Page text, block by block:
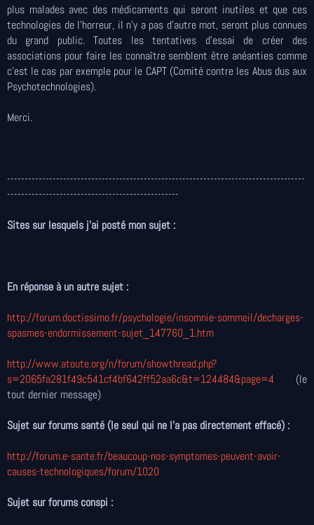
plus malades avec des médicaments qui seront inutiles et que ces
technologies de l’horreur, il n’y a pas d’autre mot, seront plus connues
du grand public. Toutes les tentatives d’essai de créer des
associations pour faire les connaître semblent être anéanties comme
c’est le cas par exemple pour le CAPT (Comité contre les Abus dus aux
Psychotechnologies).
Merci.
-------------------------------------------------------------------------------------
-------------------------------------------------
Sites sur lesquels j'ai posté mon sujet :
En réponse à un autre sujet :
http://forum.doctissimo.fr/psychologie/insomnie-sommeil/decharges-
spasmes-endormissement-sujet_147760_1.htm
http://www.atoute.org/n/forum/showthread.php?
s=2065fa281f49c541cf4bf642ff52aa6c&t=124484&page=4 (le
tout dernier message)
Sujet sur forums santé (le seul qui ne l’a pas directement effacé) :
http://forum.e-sante.fr/beaucoup-nos-symptomes-peuvent-avoir-
causes-technologiques/forum/1020
Sujet sur forums conspi :